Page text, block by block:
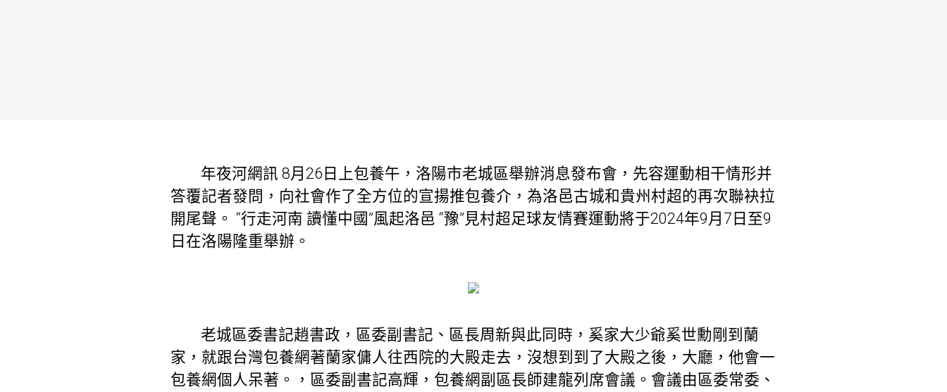
年夜河網訊 8月26日上包養午，洛陽市老城區舉辦消息發布會，先容運動相干情形并
答覆記者發問，向社會作了全方位的宣揚推包養介，為洛邑古城和貴州村超的再次聯袂拉
開尾聲。 “行走河南 讀懂中國”風起洛邑 “豫”見村超足球友情賽運動將于2024年9月7日至9
日在洛陽隆重舉辦。
老城區委書記趙書政，區委副書記、區長周新與此同時，奚家大少爺奚世勳剛到蘭
家，就跟台灣包養網著蘭家傭人往西院的大殿走去，沒想到到了大殿之後，大廳，他會一
包養網個人呆著。，區委副書記高輝， 包養網副區長師建龍列席會議。會議由區委常委、